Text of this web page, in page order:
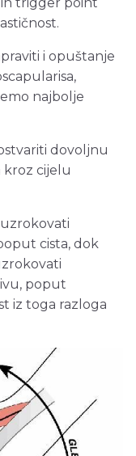
i opuštanje
najbolje
dovoljnu
kroz cijelu
cista, dok
poput
iz toga razloga